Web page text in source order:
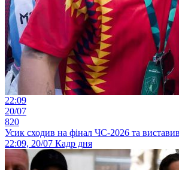
22:09
20/07
820
Усик сходив на фінал ЧС-2026 та
22:09, 20/07 Кадр дня